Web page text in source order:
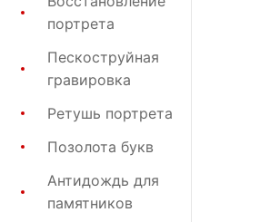
портрета
Пескоструйная
гравировка
Ретушь портрета
Позолота букв
Антидождь для
памятников